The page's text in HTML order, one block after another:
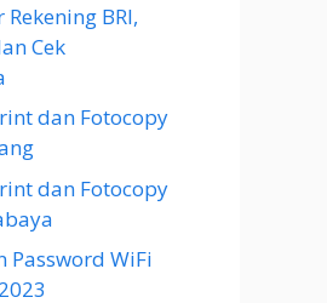
BRI,
Cek
dan Fotocopy
dan Fotocopy
Password WiFi